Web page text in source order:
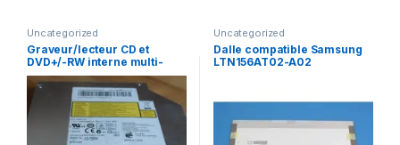
Uncategorized
Graveur/lecteur CD et
DVD+/-RW interne multi-
recorder portable AD-7585H
Uncategorized
Dalle compatible Samsung
LTN156AT02-A02